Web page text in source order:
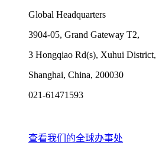
Global Headquarters
3904-05, Grand Gateway T2,
3 Hongqiao Rd(s), Xuhui District,
Shanghai, China, 200030
021-61471593
查看我们的全球办事处